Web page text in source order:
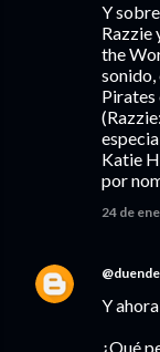
Y
Razzie
the
sonido,
Katie
por
24 de
Y
¿Qué